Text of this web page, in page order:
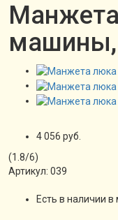
машины,
4 056 руб.
(1.8/6)
Артикул: 039
Есть в наличии в